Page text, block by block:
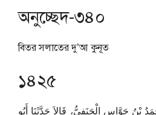
অনুচ্ছেদ-৩৪০
বিতর সলাতের দু’আ কুনূত
১৪২৫
بْنُ جَوَّاسٍ الْحَنَفِيُّ، قَالاَ حَدَّثَنَا أَبُو